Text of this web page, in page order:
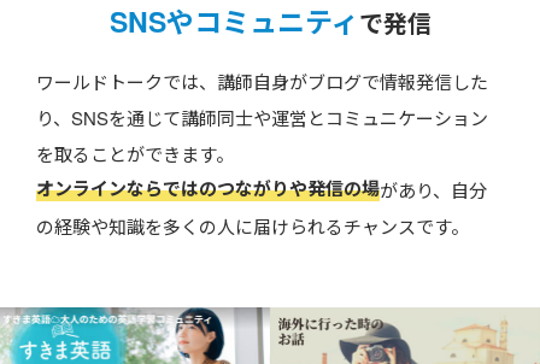
SNSやコミュニティで発信
ワールドトークでは、講師自身がブログで情報発信した
り、SNSを通じて講師同士や運営とコミュニケーション
を取ることができます。
オンラインならではのつながりや発信の場があり、自分
の経験や知識を多くの人に届けられるチャンスです。